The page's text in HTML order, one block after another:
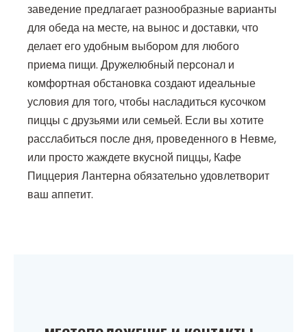
заведение предлагает разнообразные варианты
для обеда на месте, на вынос и доставки, что
делает его удобным выбором для любого
приема пищи. Дружелюбный персонал и
комфортная обстановка создают идеальные
условия для того, чтобы насладиться кусочком
пиццы с друзьями или семьей. Если вы хотите
расслабиться после дня, проведенного в Невме,
или просто жаждете вкусной пиццы, Кафе
Пиццерия Лантерна обязательно удовлетворит
ваш аппетит.